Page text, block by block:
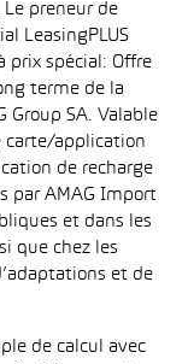
Le preneur de
LeasingPLUS
prix spécial: Offre
terme de la
Group SA. Valable
carte/application
de recharge
par AMAG Import
et dans les
que chez les
et de
de calcul avec